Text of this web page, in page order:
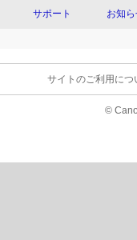
サポート お知
サイトのご利用につ
©